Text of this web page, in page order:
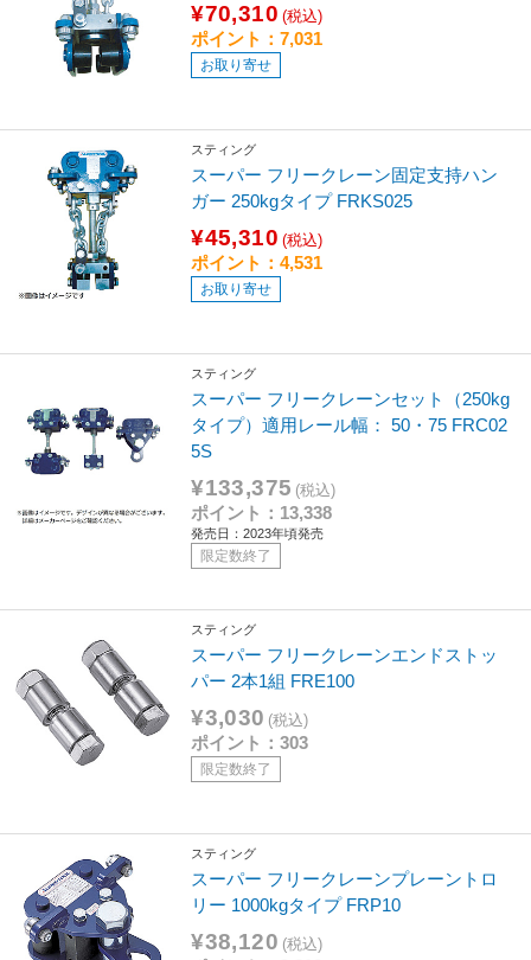
¥70,310 (税込)
ポイント：7,031
お取り寄せ
スティング
スーパー フリークレーン固定支持ハン
ガー 250kgタイプ FRKS025
¥45,310 (税込)
ポイント：4,531
お取り寄せ
スティング
スーパー フリークレーンセット（250kg
タイプ）適用レール幅： 50・75 FRC02
5S
¥133,375 (税込)
ポイント：13,338
発売日：2023年頃発売
限定数終了
スティング
スーパー フリークレーンエンドストッ
パー 2本1組 FRE100
¥3,030 (税込)
ポイント：303
限定数終了
スティング
スーパー フリークレーンプレーントロ
リー 1000kgタイプ FRP10
¥38,120 (税込)